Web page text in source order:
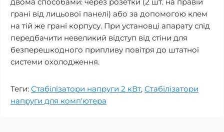
грані від лицьової панелі) або за допомогою клем
на тій же грані корпусу. При установці апарату слід
передбачити невеликий відступ від стіни для
безперешкодного припливу повітря до штатної
системи охолодження.
Теги: Стабілізатори напруги 2 кВт, Стабілізатори
напруги для комп'ютера